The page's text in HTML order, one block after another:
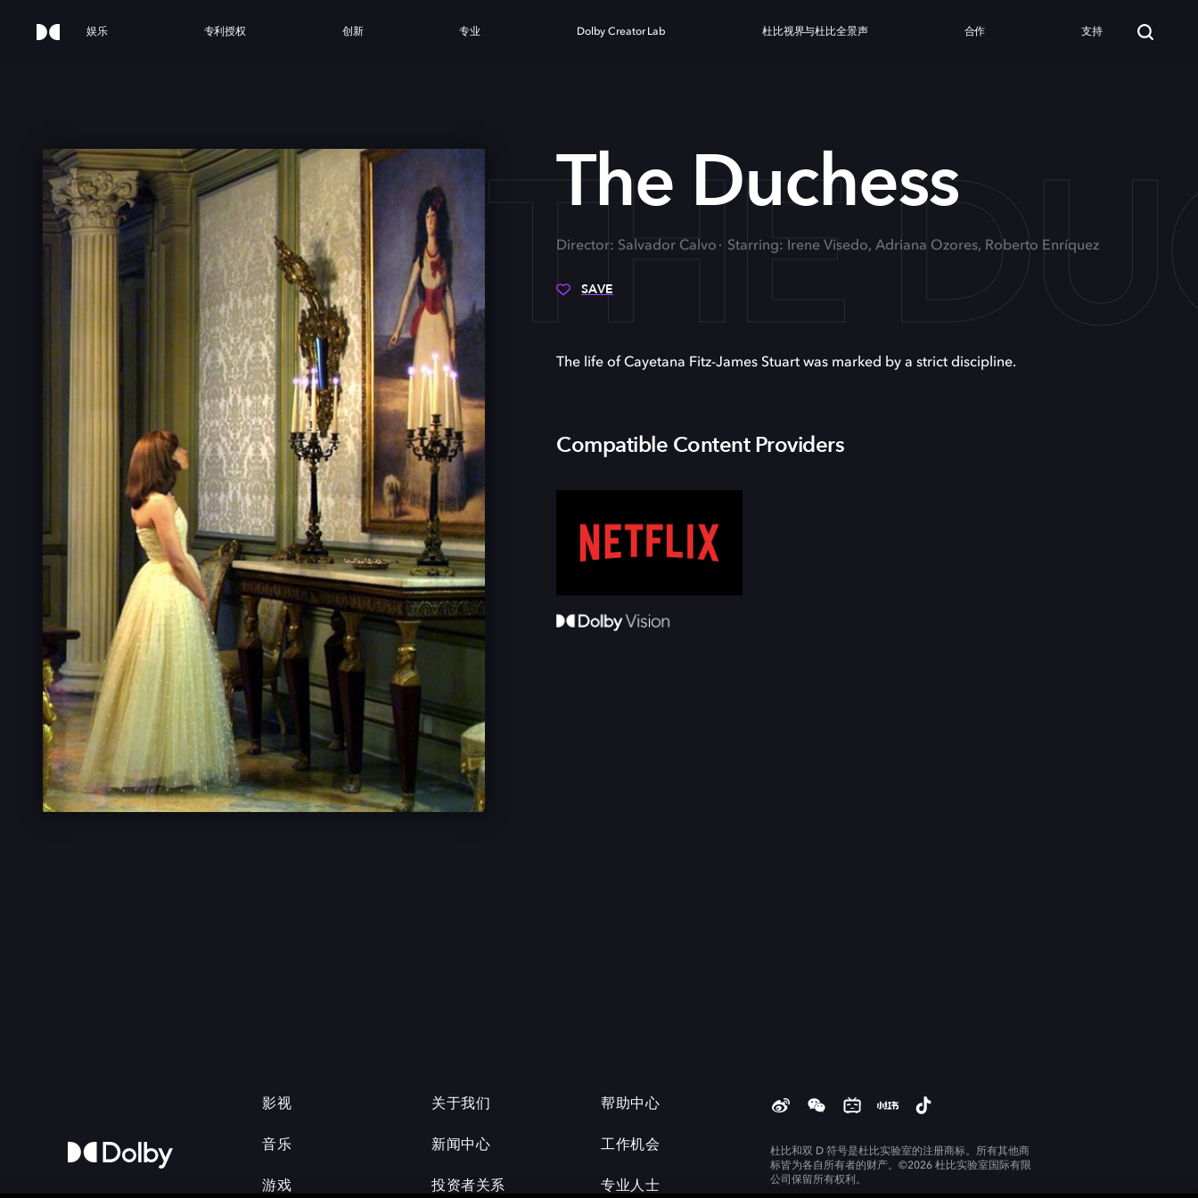
娱乐 专利授权 创新 专业 Dolby Creator Lab 杜比视界与杜比全景声 合作 支持
THE
The Duchess
Director: Salvador Calvo Starring: Irene Visedo, Adriana Ozores, Roberto Enríquez
SAVE
The life of Cayetana Fitz-James Stuart was marked by a strict discipline.
Compatible Content Providers
影视
音乐
游戏
关于我们
新闻中心
投资者关系
帮助中心
工作机会
专业人士
杜比和双 D 符号是杜比实验室的注册商标。所有其他商
标皆为各自所有者的财产。©2026 杜比实验室国际有限
公司保留所有权利。